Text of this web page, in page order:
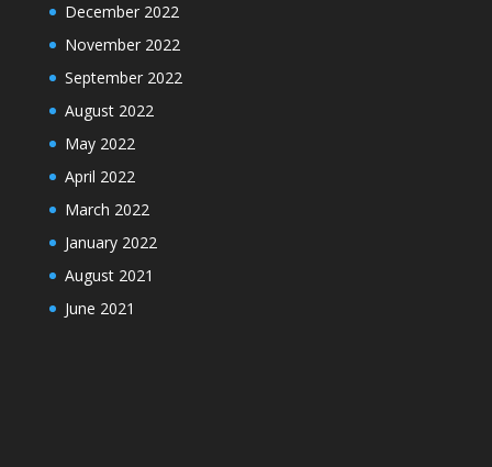
December 2022
November 2022
September 2022
August 2022
May 2022
April 2022
March 2022
January 2022
August 2021
June 2021